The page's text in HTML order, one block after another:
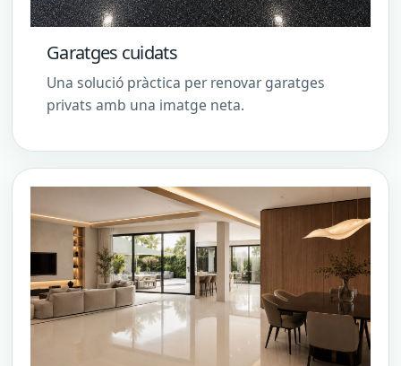
Garatges cuidats
Una solució pràctica per renovar garatges
privats amb una imatge neta.